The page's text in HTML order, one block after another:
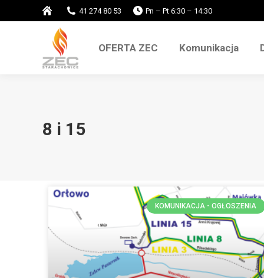
41 274 80 53 Pn – Pt 6:30 – 14:30
OFERTA ZEC Komunikacja
8 i 15
KOMUNIKACJA - OGŁOSZENIA